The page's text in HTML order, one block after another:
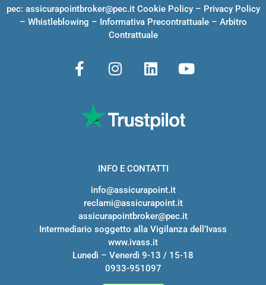
pec: assicurapointbroker@pec.it Cookie Policy– Privacy Policy
– Whistleblowing – Informativa Precontrattuale– Arbitro
Contrattuale
INFO E CONTATTI
info@assicurapoint.it
reclami@assicurapoint.it
assicurapointbroker@pec.it
Intermediario soggetto alla Vigilanza dell’Ivass
www.ivass.it
Lunedì – Venerdì 9-13 / 15-18
0933-951097